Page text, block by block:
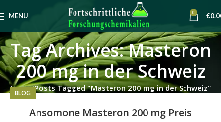
MENU 0 €
Tag Archives: Masteron
200 mg in der Schweiz
Home Posts Tagged "Masteron 200 mg in der Schweiz"
BLOG
Ansomone Masteron 200 mg Preis